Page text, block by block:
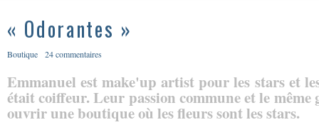
« Odorantes »
Boutique 24 commentaires
Emmanuel est make'up artist pour les stars et
était coiffeur. Leur passion commune et le même
ouvrir une boutique où les fleurs sont les stars.